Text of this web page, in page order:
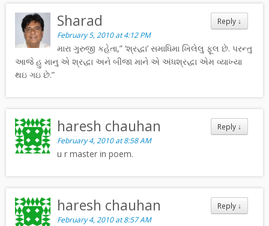
Reply ↓
Sharad
February 5, 2010 at 4:12 PM
મારા ગુરુજી કહેતા,” ‘શ્રદ્ધા’ સમાધિમા ખિલેલુ ફૂલ છે. પરન્તુ
આજે હુ માનુ એ શ્રદ્ધા અને બીજા માને એ અંધશ્રદ્ધા એમ વ્યાખ્યા
થઇ ગઇ છે.”
Reply ↓
haresh chauhan
February 4, 2010 at 8:58 AM
u r master in poem.
Reply ↓
haresh chauhan
February 4, 2010 at 8:57 AM